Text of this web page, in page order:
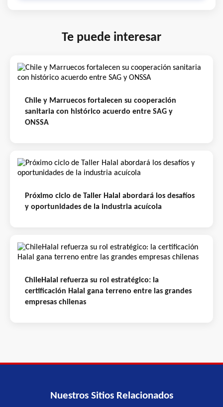
Te puede interesar
Chile y Marruecos fortalecen su cooperación
sanitaria con histórico acuerdo entre SAG y
ONSSA
Próximo ciclo de Taller Halal abordará los desafíos
y oportunidades de la industria acuícola
ChileHalal refuerza su rol estratégico: la
certificación Halal gana terreno entre las grandes
empresas chilenas
Nuestros Sitios Relacionados